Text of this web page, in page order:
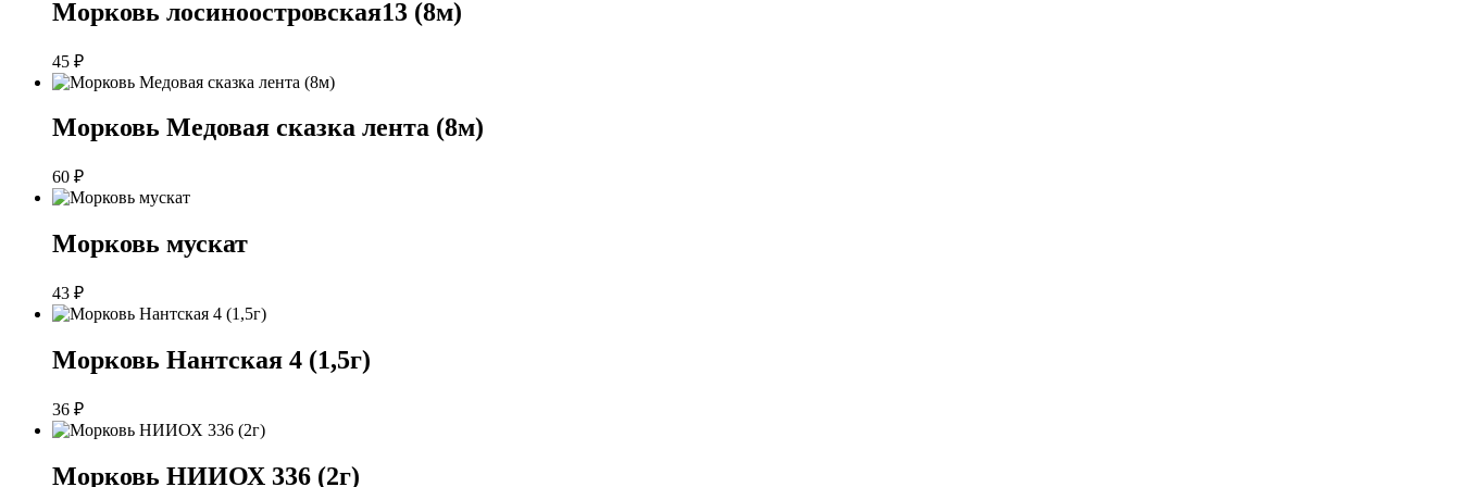
Морковь лосиноостровская13 (8м)
45 ₽
Морковь Медовая сказка лента (8м)
60 ₽
Морковь мускат
43 ₽
Морковь Нантская 4 (1,5г)
36 ₽
Морковь НИИОХ 336 (2г)